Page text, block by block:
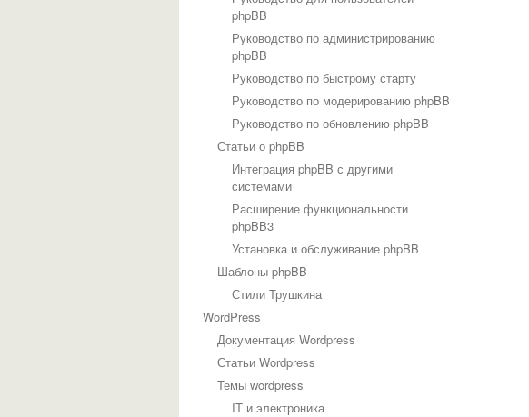
phpBB
Руководство по администрированию
phpBB
Руководство по быстрому старту
Руководство по модерированию phpBB
Руководство по обновлению phpBB
Статьи о phpBB
Интеграция phpBB с другими
системами
Расширение функциональности
phpBB3
Установка и обслуживание phpBB
Шаблоны phpBB
Стили Трушкина
WordPress
Документация Wordpress
Статьи Wordpress
Темы wordpress
IT и электроника